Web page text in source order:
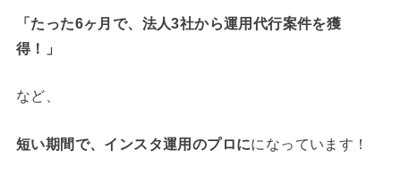
「たった6ヶ月で、法人3社から運用代行案件を獲
得！」
など、
短い期間で、インスタ運用のプロにになっています！